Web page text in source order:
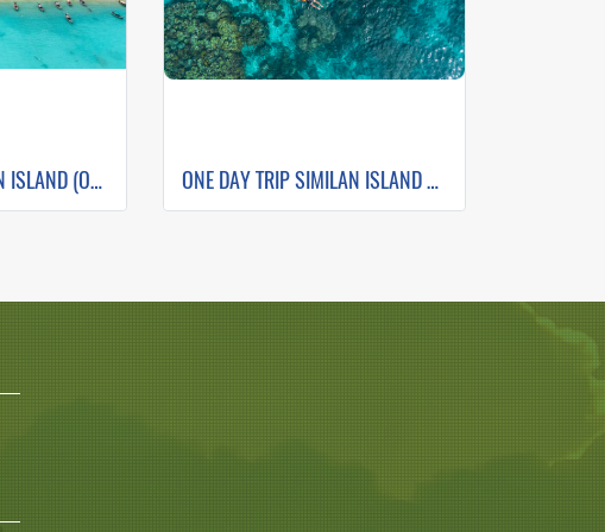
ONE DAY TRIP SURIN ISLAND (Only Khao Lak Transfer) ONE DAY TRIP SIMILAN ISLAND BY SPEEDBOAT (Only Khao Lak Transfer)